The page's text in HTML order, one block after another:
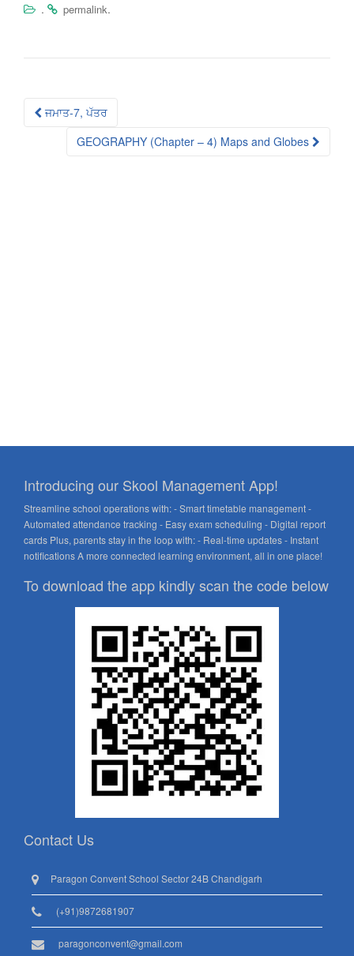
.
permalink.
Post
navigation
ਜਮਾਤ-7, ਪੱਤਰ
GEOGRAPHY (Chapter – 4) Maps and Globes
Introducing our Skool Management App!
Streamline school operations with: - Smart timetable management -
Automated attendance tracking - Easy exam scheduling - Digital report
cards Plus, parents stay in the loop with: - Real-time updates - Instant
notifications A more connected learning environment, all in one place!
To download the app kindly scan the code below
Contact Us
Paragon Convent School Sector 24B Chandigarh
(+91)9872681907
paragonconvent@gmail.com